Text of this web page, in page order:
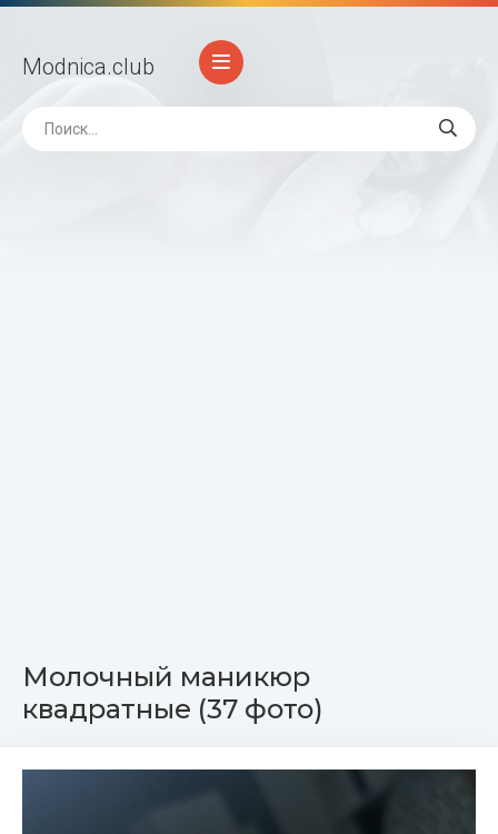
Modnica.club
Молочный маникюр
квадратные (37 фото)